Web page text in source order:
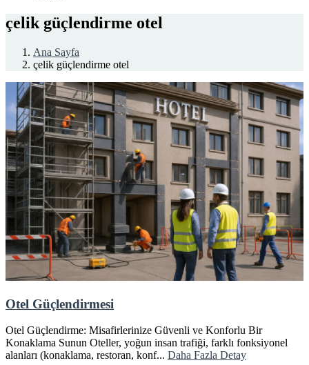
çelik güçlendirme otel
Ana Sayfa
çelik güçlendirme otel
Otel Güçlendirmesi
Otel Güçlendirme: Misafirlerinize Güvenli ve Konforlu Bir
Konaklama Sunun Oteller, yoğun insan trafiği, farklı fonksiyonel
alanları (konaklama, restoran, konf... Daha Fazla Detay